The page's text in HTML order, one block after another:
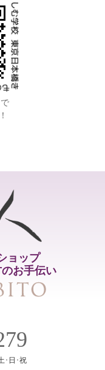
ョップ
お手伝い
･日･祝